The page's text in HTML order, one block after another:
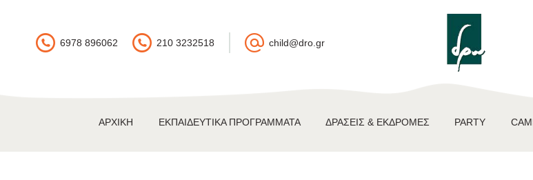
6978 896062 210 3232518 child@dro.gr
ΑΡΧΙΚΉ ΕΚΠΑΙΔΕΥΤΙΚΆ ΠΡΟΓΡΆΜΜΑΤΑ ΔΡΆΣΕΙΣ & ΕΚΔΡΟΜΈΣ PARTY
ΕΚΠΑΙΔΕΥΤΙΚΆ
ΠΡΟΓΡΆΜΜΑΤΑ